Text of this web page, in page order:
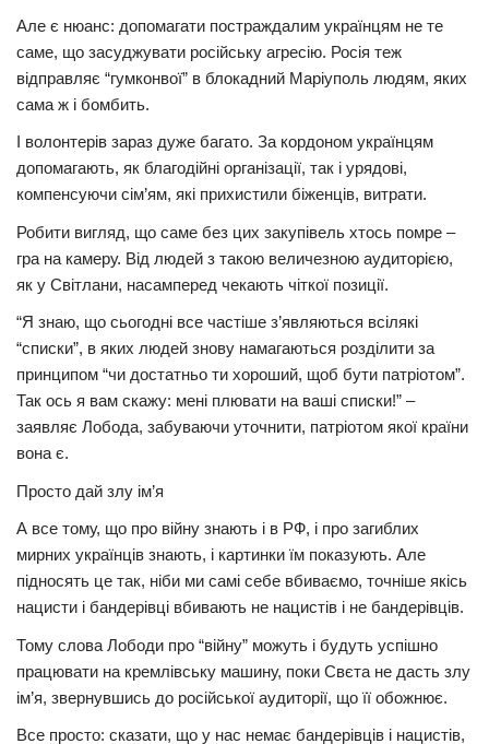
Але є нюанс: допомагати постраждалим українцям не те
саме, що засуджувати російську агресію. Росія теж
відправляє “гумконвої” в блокадний Маріуполь людям, яких
сама ж і бомбить.
І волонтерів зараз дуже багато. За кордоном українцям
допомагають, як благодійні організації, так і урядові,
компенсуючи сім’ям, які прихистили біженців, витрати.
Робити вигляд, що саме без цих закупівель хтось помре –
гра на камеру. Від людей з такою величезною аудиторією,
як у Світлани, насамперед чекають чіткої позиції.
“Я знаю, що сьогодні все частіше з’являються всілякі
“списки”, в яких людей знову намагаються розділити за
принципом “чи достатньо ти хороший, щоб бути патріотом”.
Так ось я вам скажу: мені плювати на ваші списки!” –
заявляє Лобода, забуваючи уточнити, патріотом якої країни
вона є.
Просто дай злу ім’я
А все тому, що про війну знають і в РФ, і про загиблих
мирних українців знають, і картинки їм показують. Але
підносять це так, ніби ми самі себе вбиваємо, точніше якісь
нацисти і бандерівці вбивають не нацистів і не бандерівців.
Тому слова Лободи про “війну” можуть і будуть успішно
працювати на кремлівську машину, поки Свєта не дасть злу
ім’я, звернувшись до російської аудиторії, що її обожнює.
Все просто: сказати, що у нас немає бандерівців і нацистів,